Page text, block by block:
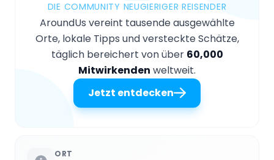
DIE COMMUNITY NEUGIERIGER REISENDER
AroundUs vereint tausende ausgewählte
Orte, lokale Tipps und versteckte Schätze,
täglich bereichert von über 60,000
Mitwirkenden weltweit.
Jetzt entdecken
ORT